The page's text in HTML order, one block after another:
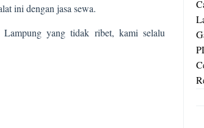
ini dengan jasa sewa.
yang tidak ribet, kami selalu